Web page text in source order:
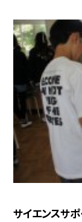
サイエンスサ